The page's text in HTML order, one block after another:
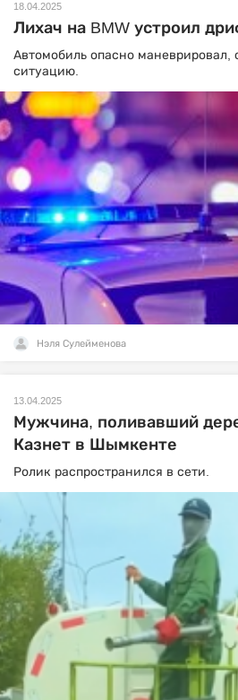
18.04.2025
Лихач на BMW устроил
Автомобиль опасно маневрировал,
ситуацию.
Нэля Сулейменова
13.04.2025
Мужчина, поливавший
Казнет в Шымкенте
Ролик распространился в сети.